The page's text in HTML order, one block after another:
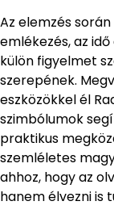
Az elemzés
emlékezés, az
külön figyelmet
szerepének.
eszközökkel él
szimbólumok
praktikus
szemléletes
ahhoz, hogy az
hanem élvezni is